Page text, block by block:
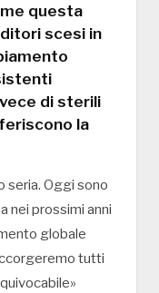
questa
scesi in
di sterili
la
seria. Oggi sono
nei prossimi anni
globale
tutti